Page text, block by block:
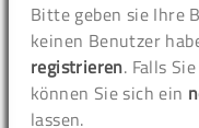
Bitte geben sie Ihre
keinen Benutzer
registrieren. Falls
können Sie sich ein
lassen.